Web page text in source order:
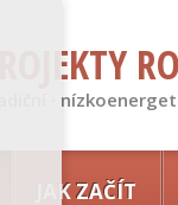
PROJEKTY
·
JAK ZAČÍT